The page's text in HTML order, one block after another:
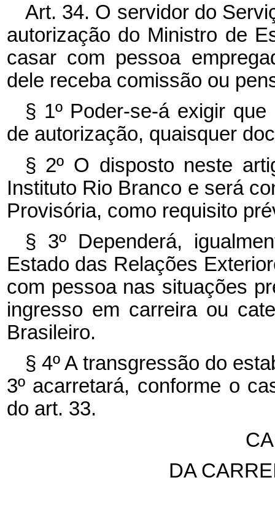
Art. 34. O servidor do
autorização do Ministro de
casar com pessoa
dele receba comissão ou
§ 1º Poder-se-á exigir
de autorização, quaisquer
§ 2º O disposto neste
Instituto Rio Branco e será
Provisória, como requisito
§ 3º Dependerá,
Estado das Relações
com pessoa nas situações
ingresso em carreira ou
Brasileiro.
§ 4º A transgressão do
3º acarretará, conforme o
do art. 33.
DA